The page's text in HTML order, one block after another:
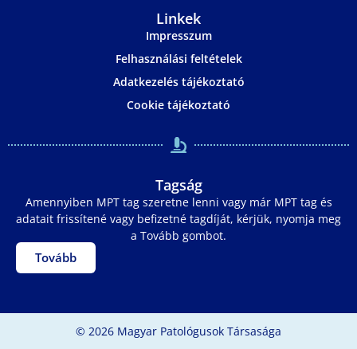
Linkek
Impresszum
Felhasználási feltételek
Adatkezelés tájékoztató
Cookie tájékoztató
Tagság
Amennyiben MPT tag szeretne lenni vagy már MPT tag és
adatait frissítené vagy befizetné tagdíját, kérjük, nyomja meg
a Tovább gombot.
Tovább
© 2026 Magyar Patológusok Társasága